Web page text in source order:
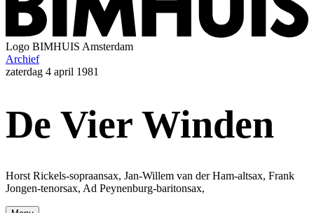
Logo BIMHUIS Amsterdam
Archief
zaterdag 4 april 1981
De Vier Winden
Horst Rickels-sopraansax, Jan-Willem van der Ham-altsax, Frank
Jongen-tenorsax, Ad Peynenburg-baritonsax,